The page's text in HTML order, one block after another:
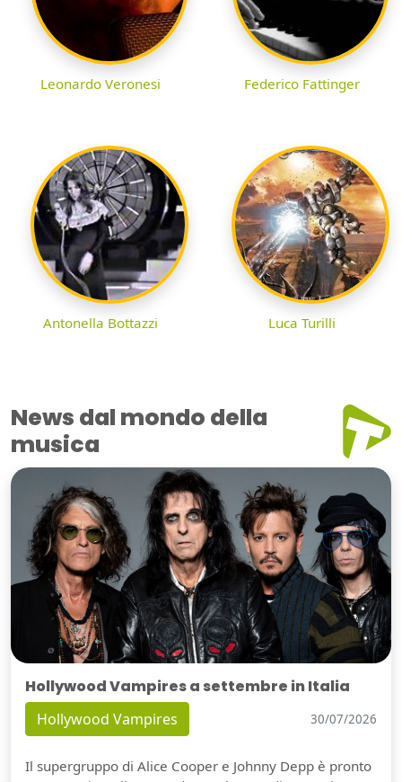
Leonardo Veronesi Federico Fattinger
Antonella Bottazzi Luca Turilli
News dal mondo della
musica
Hollywood Vampires a settembre in Italia
Hollywood Vampires 30/07/2026
Il supergruppo di Alice Cooper e Johnny Depp è pronto